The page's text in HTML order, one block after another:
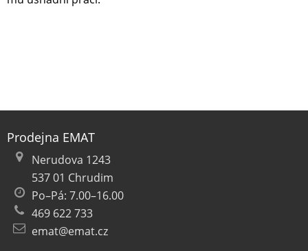
Prodejna EMAT
Nerudova 1243
537 01 Chrudim
Po–Pá: 7.00–16.00
469 622 733
emat@emat.cz